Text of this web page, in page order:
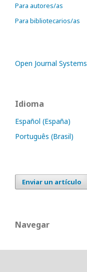
Para autores/as
Para bibliotecarios/as
Open Journal Systems
Idioma
Español (España)
Português (Brasil)
Enviar un artículo
Navegar